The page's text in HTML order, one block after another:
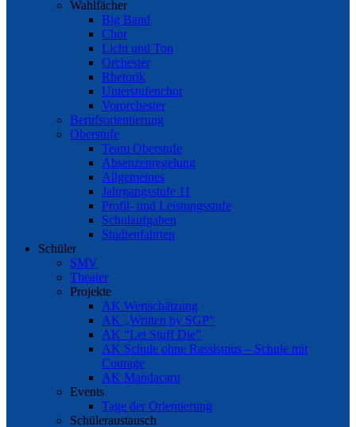
Wahlfächer
Big Band
Chor
Licht und Ton
Orchester
Rhetorik
Unterstufenchor
Vororchester
Berufsorientierung
Oberstufe
Team Oberstufe
Absenzenregelung
Allgemeines
Jahrgangsstufe 11
Profil- und Leistungsstufe
Schulaufgaben
Studienfahrten
Schüler
SMV
Theater
Projekte
AK Wertschätzung
AK „Written by SGP“
AK “Let Stuff Die”
AK Schule ohne Rassismus – Schule mit
Courage
AK Mandacaru
Events
Tage der Orientierung
Schüleraustausch